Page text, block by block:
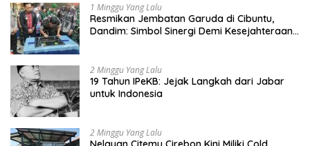
1 Minggu Yang Lalu
Resmikan Jembatan Garuda di Cibuntu,
Dandim: Simbol Sinergi Demi Kesejahteraan
2 Minggu Yang Lalu
19 Tahun IPeKB: Jejak Langkah dari Jabar
untuk Indonesia
2 Minggu Yang Lalu